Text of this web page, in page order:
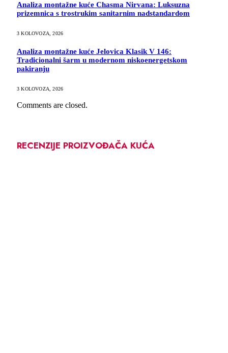
Analiza montažne kuće Chasma Nirvana: Luksuzna
prizemnica s trostrukim sanitarnim nadstandardom
3 KOLOVOZA, 2026
Analiza montažne kuće Jelovica Klasik V 146:
Tradicionalni šarm u modernom niskoenergetskom
pakiranju
3 KOLOVOZA, 2026
Comments are closed.
RECENZIJE PROIZVOĐAČA KUĆA